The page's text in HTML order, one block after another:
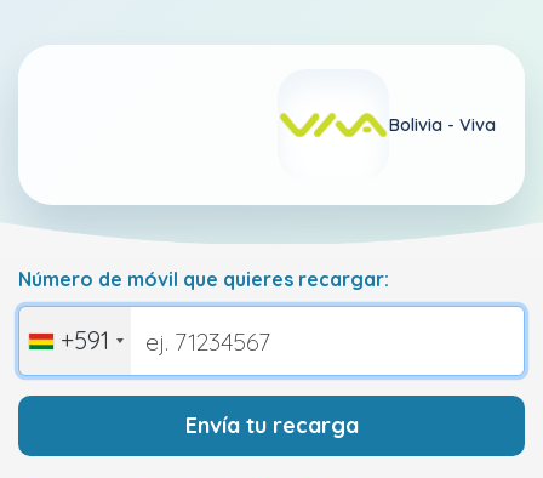
Bolivia - Viva
Número de móvil que quieres recargar:
+591
Envía tu recarga